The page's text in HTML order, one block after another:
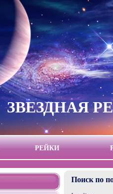
ЗВЕЗДНАЯ
РЕЙКИ
Поиск по